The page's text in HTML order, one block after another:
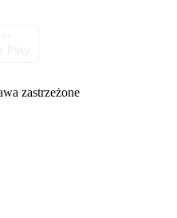
zastrzeżone